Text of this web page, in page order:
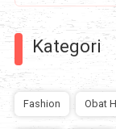
Kategori
Fashion Obat